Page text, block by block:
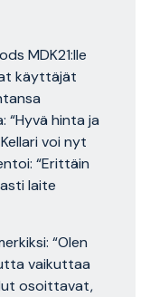
MDK21:lle
käyttäjät
“Hyvä hinta ja
voi nyt
“Erittäin
laite
“Olen
vaikuttaa
osoittavat,